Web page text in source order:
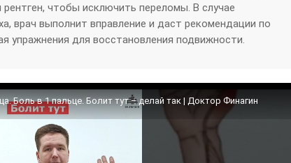
рентген, чтобы исключить переломы. В случае
врач выполнит вправление и даст рекомендации по
упражнения для восстановления подвижности.
Боль в 1 пальце. Болит тут – делай так | Доктор Финагин